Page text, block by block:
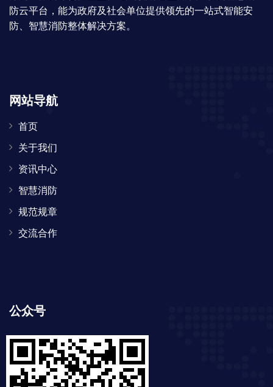
防云平台，能为政府及社会单位提供领先的一站式智能安
防、智慧消防整体解决方案。
网站导航
首页
关于我们
资讯中心
智慧消防
规范规章
交流合作
公众号